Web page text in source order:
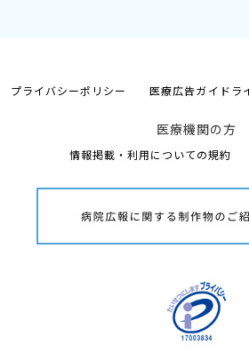
プライバシーポリシー 医療広告ガイドラ
医療機関の方
情報掲載・利用についての規約